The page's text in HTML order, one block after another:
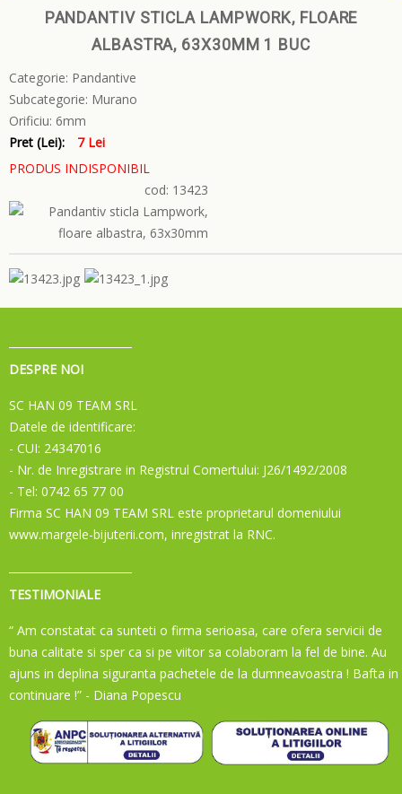
PANDANTIV STICLA LAMPWORK, FLOARE
ALBASTRA, 63X30MM 1 BUC
Categorie: Pandantive
Subcategorie: Murano
Orificiu: 6mm
Pret (Lei):
7 Lei
PRODUS INDISPONIBIL
cod: 13423
DESPRE NOI
SC HAN 09 TEAM SRL
Datele de identificare:
- CUI: 24347016
- Nr. de Inregistrare in Registrul Comertului: J26/1492/2008
- Tel: 0742 65 77 00
Firma SC HAN 09 TEAM SRL este proprietarul domeniului
www.margele-bijuterii.com, inregistrat la RNC.
TESTIMONIALE
“ Am constatat ca sunteti o firma serioasa, care ofera servicii de
buna calitate si sper ca si pe viitor sa colaboram la fel de bine. Au
ajuns in deplina siguranta pachetele de la dumneavoastra ! Bafta in
continuare !” - Diana Popescu